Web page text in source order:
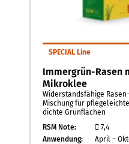
SPECIAL Line
Immergrün-Rasen
Mikroklee
Widerstandsfähige
Mischung für
dichte Grünflächen
RSM Note:
7,4
Anwendung:
April –